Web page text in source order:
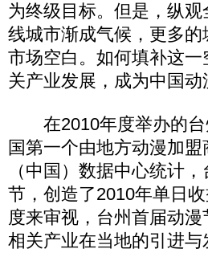
为终级目标。但是，纵
线城市渐成气候，更多
市场空白。如何填补这
关产业发展，成为中国
在2010年度举办的台
国第一个由地方动漫加
（中国）数据中心统计
节，创造了2010年单日
度来审视，台州首届动
相关产业在当地的引进